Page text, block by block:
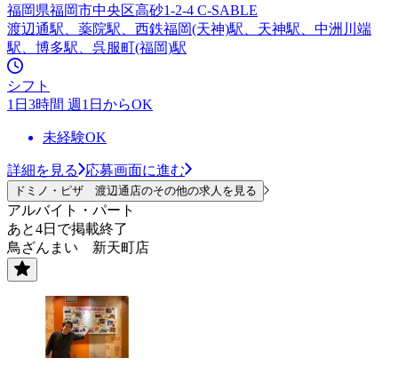
福岡県福岡市中央区高砂1-2-4 C-SABLE
渡辺通駅、薬院駅、西鉄福岡(天神)駅、天神駅、中洲川端
駅、博多駅、呉服町(福岡)駅
シフト
1日3時間 週1日からOK
未経験OK
詳細を見る 応募画面に進む
ドミノ・ピザ 渡辺通店のその他の求人を見る
アルバイト・パート
あと4日で掲載終了
鳥ざんまい 新天町店